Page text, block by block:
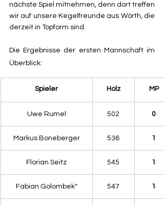
nächste Spiel mitnehmen, denn dort treffen
wir auf unsere Kegelfreunde aus Wörth, die
derzeit in Topform sind.
Die Ergebnisse der ersten Mannschaft im
Überblick:
​Spieler Holz MP
Uwe Rumel 502 0
Markus Boneberger 536 1
Florian Seitz 545 1
Fabian Golombek* 547 1